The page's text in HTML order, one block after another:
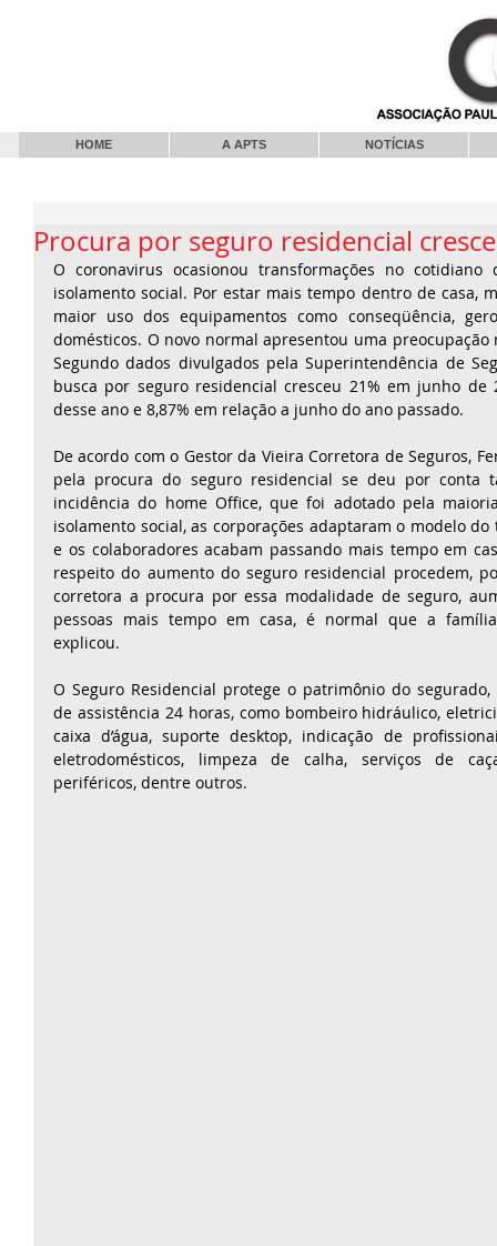
HOME A APTS NOTÍCIAS
Procura por seguro residencial
O coronavirus ocasionou transformações no
isolamento social. Por estar mais tempo dentro de casa,
maior uso dos equipamentos como conseqüência,
domésticos. O novo normal apresentou uma
Segundo dados divulgados pela Superintendência de
busca por seguro residencial cresceu 21% em junho de
desse ano e 8,87% em relação a junho do ano passado.
De acordo com o Gestor da Vieira Corretora de Seguros,
pela procura do seguro residencial se deu por conta
incidência do home Office, que foi adotado pela
isolamento social, as corporações adaptaram o modelo
e os colaboradores acabam passando mais tempo em
respeito do aumento do seguro residencial procedem,
corretora a procura por essa modalidade de seguro,
pessoas mais tempo em casa, é normal que a
explicou.
O Seguro Residencial protege o patrimônio do
de assistência 24 horas, como bombeiro hidráulico,
caixa d’água, suporte desktop, indicação de
eletrodomésticos, limpeza de calha, serviços de
periféricos, dentre outros.